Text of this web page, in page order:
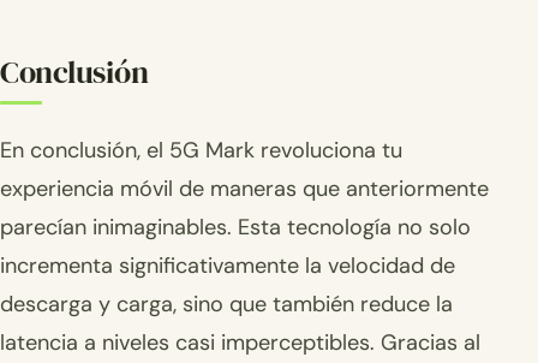
Conclusión
En conclusión, el 5G Mark revoluciona tu
experiencia móvil de maneras que anteriormente
parecían inimaginables. Esta tecnología no solo
incrementa significativamente la velocidad de
descarga y carga, sino que también reduce la
latencia a niveles casi imperceptibles. Gracias al